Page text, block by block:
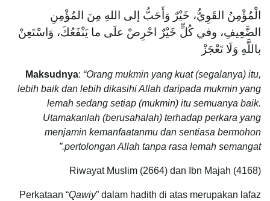
الْمُؤْمِنُ القَوِيُّ، خَيْرٌ وَأَحَبُّ إلى اللهِ مِنَ المُؤْمِنِ
الضَّعِيفِ، وفي كُلٍّ خَيْرٌ احْرِصْ علَى ما يَنْفَعُكَ، وَاسْتَعِنْ
باللَّهِ وَلَا تَعْجَزْ
Maksudnya: “Orang mukmin yang kuat (segalanya) itu,
lebih baik dan lebih dikasihi Allah daripada mukmin yang
lemah sedang setiap (mukmin) itu semuanya baik.
Utamakanlah (berusahalah) terhadap perkara yang
menjamin kemanfaatanmu dan sentiasa bermohon
pertolongan Allah tanpa rasa lemah semangat.”
Riwayat Muslim (2664) dan Ibn Majah (4168)
Perkataan “Qawiy” dalam hadith di atas merupakan lafaz